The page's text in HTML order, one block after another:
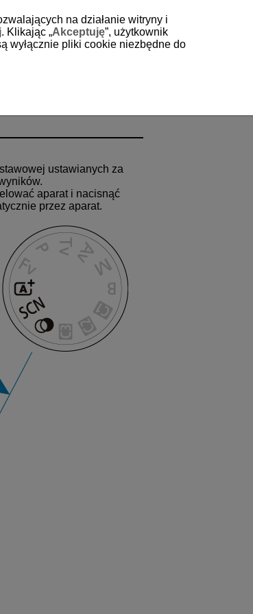
ustawianych za
aparat i nacisnąć
przez aparat.
na działanie witryny i
. Klikając „Akceptuję”, użytkownik
wyłącznie pliki cookie niezbędne do